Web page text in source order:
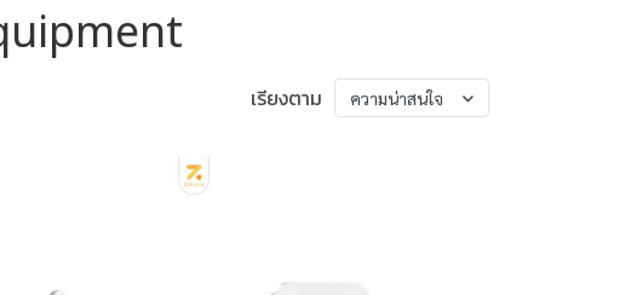
เรียงตาม ความน่าสนใจ